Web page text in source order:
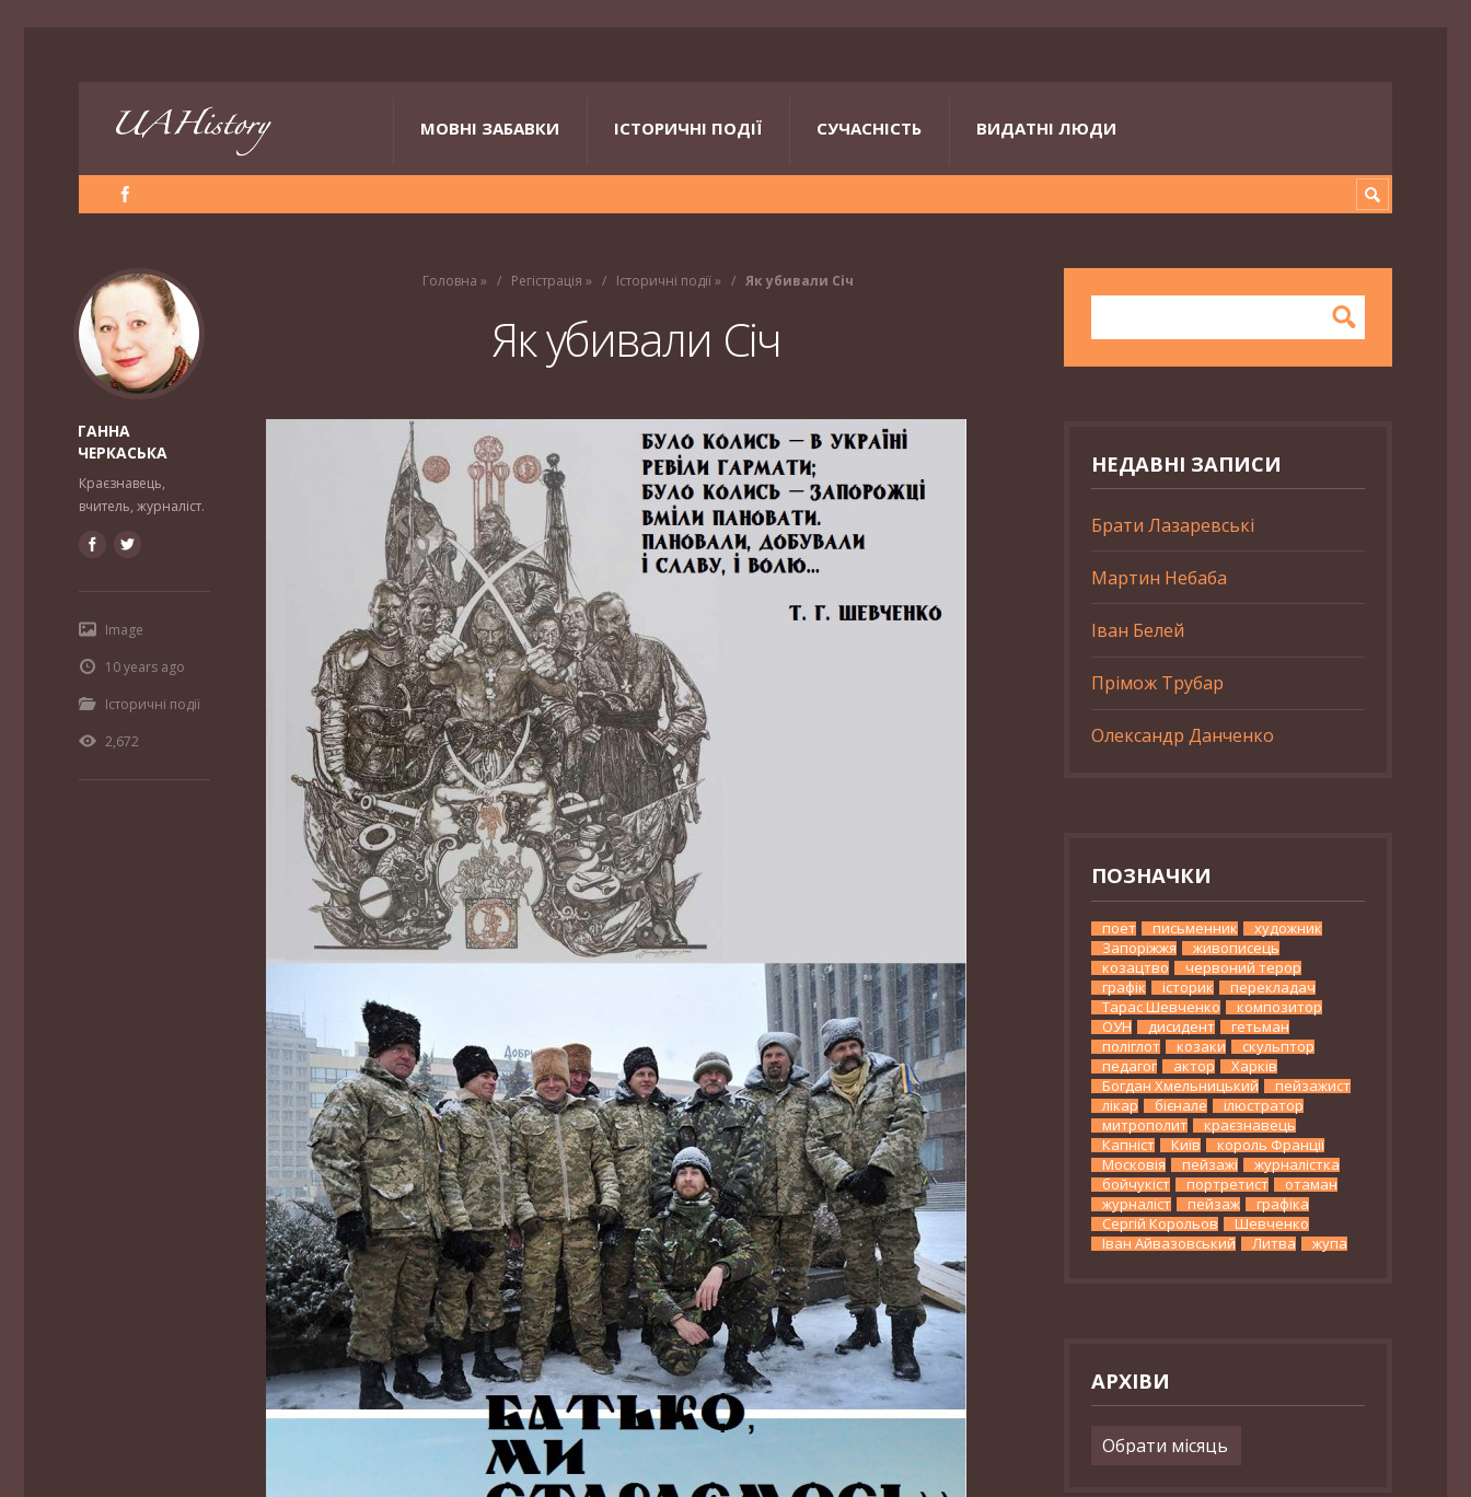
МОВНІ ЗАБАВКИ ІСТОРИЧНІ ПОДІЇ СУЧАСНІСТЬ ВИДАТНІ ЛЮДИ
Головна » Регістрація » Історичні події» Як убивали Січ
Як убивали Січ
ГАННА
ЧЕРКАСЬКА
Краєзнавець,
вчитель, журналіст.
Image
10 years ago
Історичні події
2,672
НЕДАВНІ ЗАПИСИ
Брати Лазаревські
Мартин Небаба
Іван Белей
Прімож Трубар
Олександр Данченко
ПОЗНАЧКИ
поет письменник
художник
Запоріжжя
живописець
козацтво
червоний терор
графік
історик
перекладач
Тарас Шевченко
композитор
ОУН
дисидент
гетьман
поліглот
козаки
скульптор
педагог
актор
Харків
Богдан Хмельницький
пейзажист
лікар
бієнале
ілюстратор
митрополит
краєзнавець
Капніст
Київ
король Франції
Московія
пейзажі
журналістка
бойчукіст
портретист
отаман
журналіст
пейзаж
графіка
Сергій Корольов
Шевченко
Іван Айвазовський
Литва жупа
АРХІВИ
Архіви